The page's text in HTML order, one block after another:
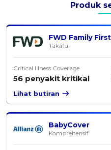
Produk
FWD Family First
Takaful
Critical Illness Coverage
56 penyakit kritikal
Lihat butiran
BabyCover
Komprehensif